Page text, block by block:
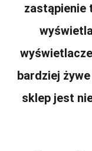
zastąpienie
bardziej
sklep jest